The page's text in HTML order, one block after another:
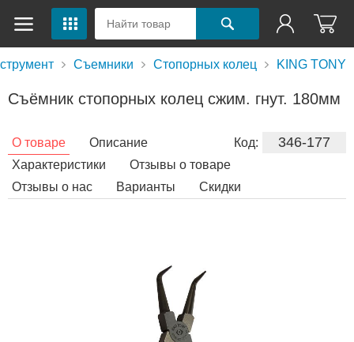
Съемники Стопорных колец KING TONY
Съёмник стопорных колец сжим. гнут. 180мм
Код: 346-177
О товаре
Описание
Характеристики
Отзывы о товаре
Отзывы о нас
Варианты Скидки